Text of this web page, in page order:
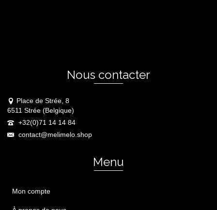
Nous contacter
Place de Strée, 8
6511 Strée (Belgique)
+32(0)71 14 14 84
contact@melimelo.shop
Menu
Mon compte